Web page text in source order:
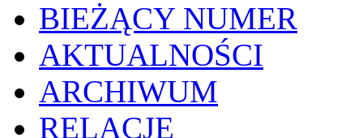
BIEŻĄCY NUMER
AKTUALNOŚCI
ARCHIWUM
RELACJE